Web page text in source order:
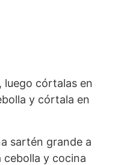
luego córtalas en
y córtala en
sartén grande a
cebolla y cocina